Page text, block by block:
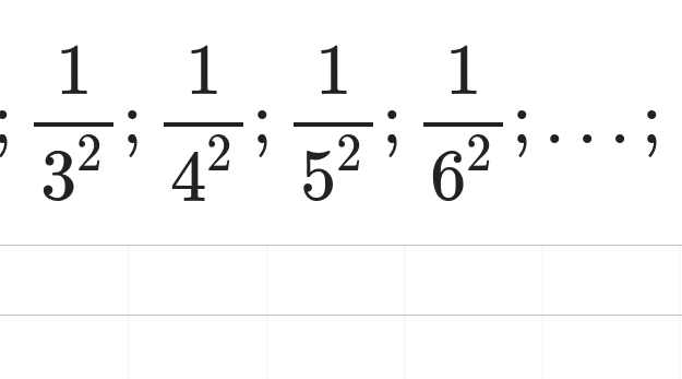
1
32 ;
1
42 ;
1
52 ;
1
62 ; … ;
13 1 1 ;1